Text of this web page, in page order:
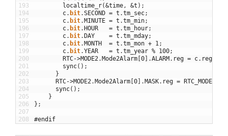
193
194
195
196
197
198
199
200
201
202
203
204
205
206
207
208
localtime_r(&time , &t ) ;
c. bit.SECOND = t .tm_sec;
c. bit.MINUTE = t .tm_min;
c. bit.HOUR = t .tm_hour;
c. bit.DAY = t .tm_mday;
c. bit.MONTH = t .tm_mon + 1 ;
c. bit.YEAR = t .tm_year % 100;
RTC->MODE2 .Mode2Alarm [0] .ALARM. reg = c. reg
sync( ) ;
}
RTC->MODE2 .Mode2Alarm [0] .MASK. reg =
sync( ) ;
}
} ;
#endif